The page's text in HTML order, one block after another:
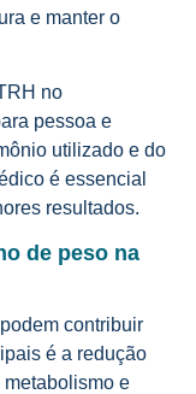
e manter o
no
pessoa e
utilizado e do
é essencial
resultados.
de peso na
contribuir
é a redução
e